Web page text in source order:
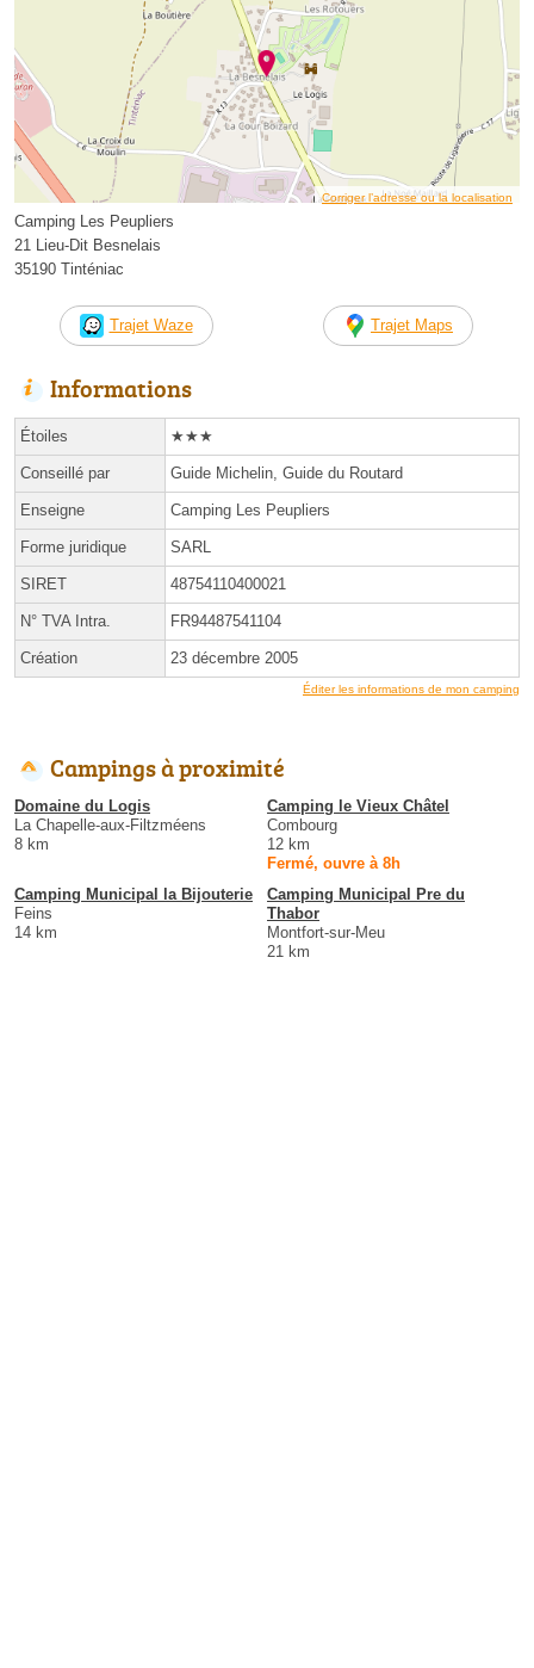
Corriger l’adresse ou la localisation
Camping Les Peupliers
21 Lieu-Dit Besnelais
35190 Tinténiac
Trajet Waze Trajet Maps
Informations
Étoiles ★★★
Conseillé par Guide Michelin, Guide du Routard
Enseigne Camping Les Peupliers
Forme juridique SARL
SIRET 48754110400021
N° TVA Intra. FR94487541104
Création 23 décembre 2005
Éditer les informations de mon camping
Campings à proximité
Domaine du Logis
La Chapelle-aux-Filtzméens
8 km
Camping le Vieux Châtel
Combourg
12 km
Fermé, ouvre à 8h
Camping Municipal la Bijouterie
Feins
14 km
Camping Municipal Pre du
Thabor
Montfort-sur-Meu
21 km